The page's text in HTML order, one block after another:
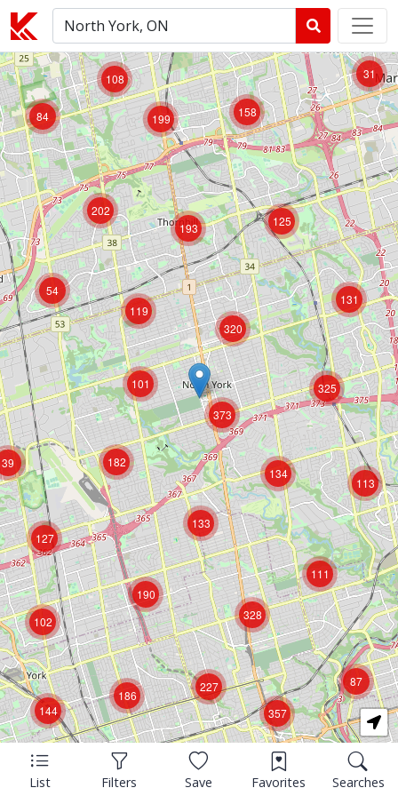
84
87
127
131
227
119
158
134
328
199
182
31
144
190
320
113
125
54
111
39
357
108
202
133
193
373
101 325
186
102
List Filters Save Favorites Searches